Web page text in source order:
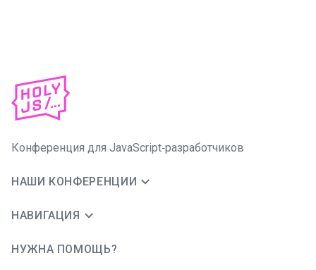
Конференция для JavaScript‑разработчиков
НАШИ КОНФЕРЕНЦИИ
НАВИГАЦИЯ
НУЖНА ПОМОЩЬ?